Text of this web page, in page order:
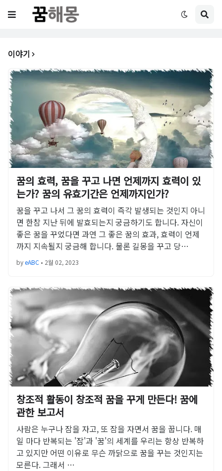
이야기
꿈의 효력, 꿈을 꾸고 나면 언제까지 효력이 있
는가? 꿈의 유효기간은 언제까지인가?
꿈을 꾸고 나서 그 꿈의 효력이 즉각 발생되는 것인지 아니
면 한참 지난 뒤에 발효되는지 궁금하기도 합니다. 자신이
좋은 꿈을 꾸었다면 과연 그 좋은 꿈의 효과, 효력이 언제
까지 지속될지 궁금해 합니다. 물론 길몽을 꾸고 당…
byeABC • 2월 02, 2023
창조적 활동이 창조적 꿈을 꾸게 만든다! 꿈에
관한 보고서
사람은 누구나 잠을 자고, 또 잠을 자면서 꿈을 꿉니다. 매
일 마다 반복되는 '잠'과 '꿈'의 세계를 우리는 항상 반복하
고 있지만 어떤 이유로 무슨 까닭으로 꿈을 꾸는 것인지는
모른다. 그래서 …